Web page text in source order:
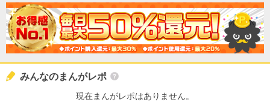
みんなのまんがレポ
現在まんがレポはありません。